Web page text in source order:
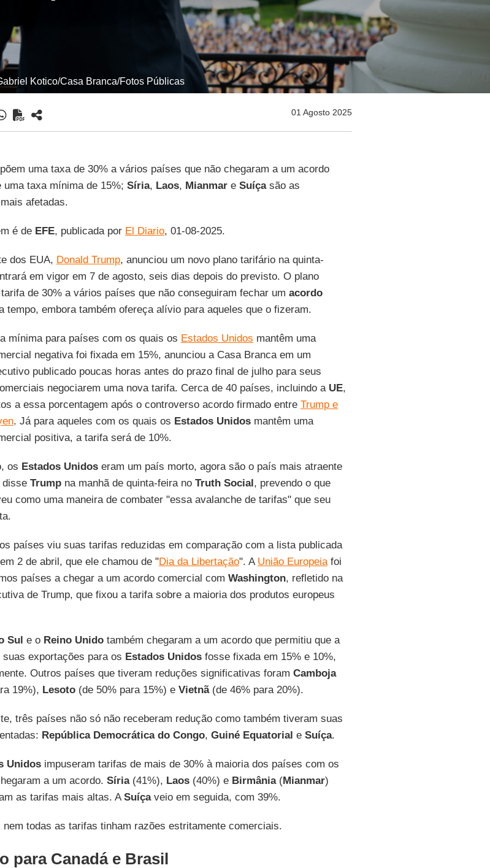
Kotico/Casa Branca/Fotos Públicas
01 Agosto 2025
uma taxa de 30% a vários países que não chegaram a um acordo
uma taxa mínima de 15%; Síria, Laos, Mianmare Suíçasão as
afetadas.
é de EFE, publicada por El Diario, 01-08-2025.
dos EUA, Donald Trump, anunciou um novo plano tarifário na quinta-
em vigor em 7 de agosto, seis dias depois do previsto. O plano
de 30% a vários países que não conseguiram fechar um acordo
tempo, embora também ofereça alívio para aqueles que o fizeram.
mínima para países com os quais os Estados Unidos mantêm uma
negativa foi fixada em 15%, anunciou a Casa Branca em um
publicado poucas horas antes do prazo final de julho para seus
negociarem uma nova tarifa. Cerca de 40 países, incluindo a UE,
a essa porcentagem após o controverso acordo firmado entre Trump e
. Já para aqueles com os quais os Estados Unidosmantêm uma
positiva, a tarifa será de 10%.
os Estados Unidoseram um país morto, agora são o país mais atraente
disse Trumpna manhã de quinta-feira no Truth Social, prevendo o que
como uma maneira de combater "essa avalanche de tarifas" que seu
países viu suas tarifas reduzidas em comparação com a lista publicada
2 de abril, que ele chamou de "Dia da Libertação". A União Europeiafoi
países a chegar a um acordo comercial com Washington, refletido na
de Trump, que fixou a tarifa sobre a maioria dos produtos europeus
Sul e o Reino Unidotambém chegaram a um acordo que permitiu que a
exportações para os Estados Unidosfosse fixada em 15% e 10%,
Outros países que tiveram reduções significativas foram Camboja
19%), Lesoto(de 50% para 15%) e Vietnã(de 46% para 20%).
três países não só não receberam redução como também tiveram suas
República Democrática do Congo, Guiné Equatorial e Suíça.
Unidosimpuseram tarifas de mais de 30% à maioria dos países com os
a um acordo. Síria(41%), Laos(40%) e Birmânia(Mianmar)
as tarifas mais altas. ASuíçaveio em seguida, com 39%.
nem todas as tarifas tinham razões estritamente comerciais.
para Canadá e Brasil